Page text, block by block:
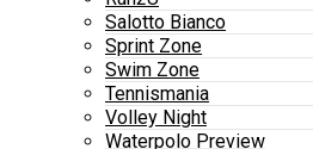
Salotto Bianco
Sprint Zone
Swim Zone
Tennismania
Volley Night
Waterpolo Preview